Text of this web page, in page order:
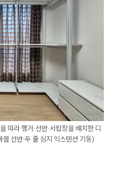
따라 행거·선반·서랍장을 배치한 디
선반·두 줄 심지 익스텐션 기둥)